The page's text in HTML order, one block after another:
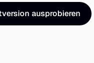
ausprobieren